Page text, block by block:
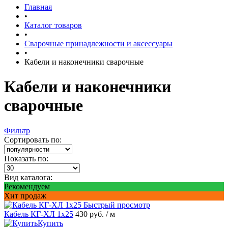
Главная
•
Каталог товаров
•
Сварочные принадлежности и аксессуары
•
Кабели и наконечники сварочные
Кабели и наконечники
сварочные
Фильтр
Сортировать по:
Показать по:
Вид каталога:
Рекомендуем
Хит продаж
Быстрый просмотр
Кабель КГ-ХЛ 1х25 430 руб. / м
Купить